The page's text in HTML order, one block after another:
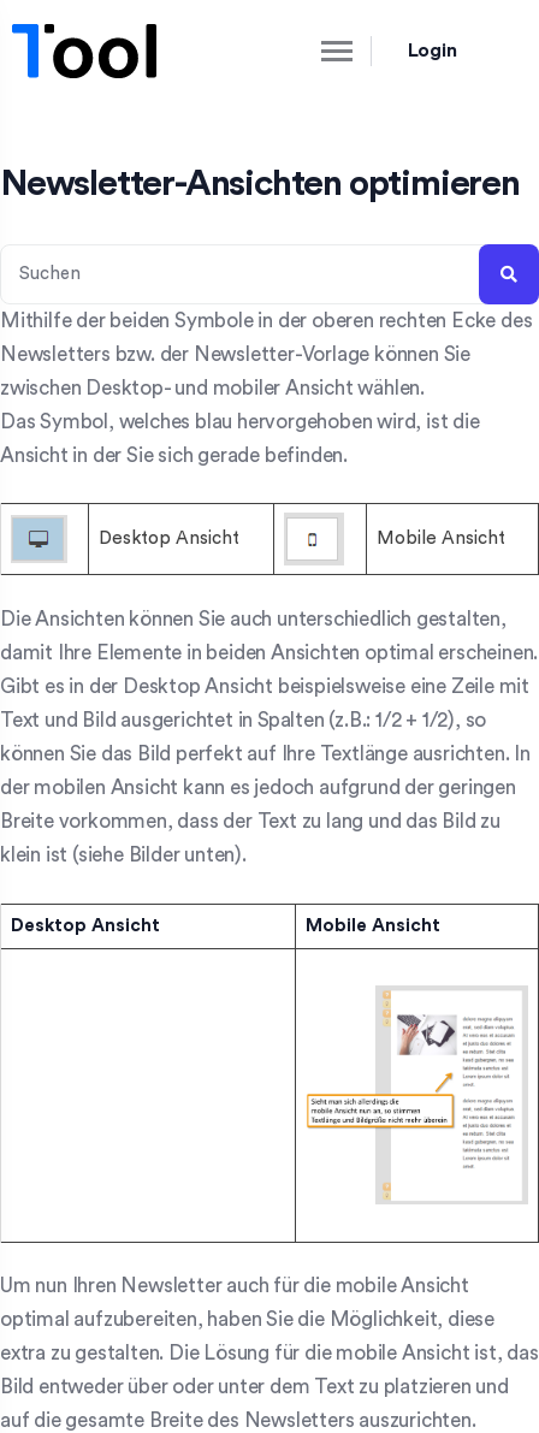
Login
Newsletter-Ansichten optimieren
Mithilfe der beiden Symbole in der oberen rechten Ecke des
Newsletters bzw. der Newsletter-Vorlage können Sie
zwischen Desktop- und mobiler Ansicht wählen.
Das Symbol, welches blau hervorgehoben wird, ist die
Ansicht in der Sie sich gerade befinden.
Desktop Ansicht Mobile Ansicht
Die Ansichten können Sie auch unterschiedlich gestalten,
damit Ihre Elemente in beiden Ansichten optimal erscheinen.
Gibt es in der Desktop Ansicht beispielsweise eine Zeile mit
Text und Bild ausgerichtet in Spalten (z.B.: 1/2 + 1/2), so
können Sie das Bild perfekt auf Ihre Textlänge ausrichten. In
der mobilen Ansicht kann es jedoch aufgrund der geringen
Breite vorkommen, dass der Text zu lang und das Bild zu
klein ist (siehe Bilder unten).
Desktop Ansicht Mobile Ansicht
Um nun Ihren Newsletter auch für die mobile Ansicht
optimal aufzubereiten, haben Sie die Möglichkeit, diese
extra zu gestalten. Die Lösung für die mobile Ansicht ist, das
Bild entweder über oder unter dem Text zu platzieren und
auf die gesamte Breite des Newsletters auszurichten.